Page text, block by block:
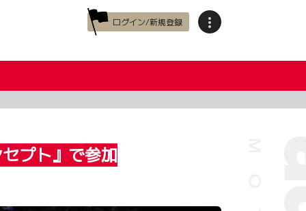
ログイン/新規登録
プト』で参加